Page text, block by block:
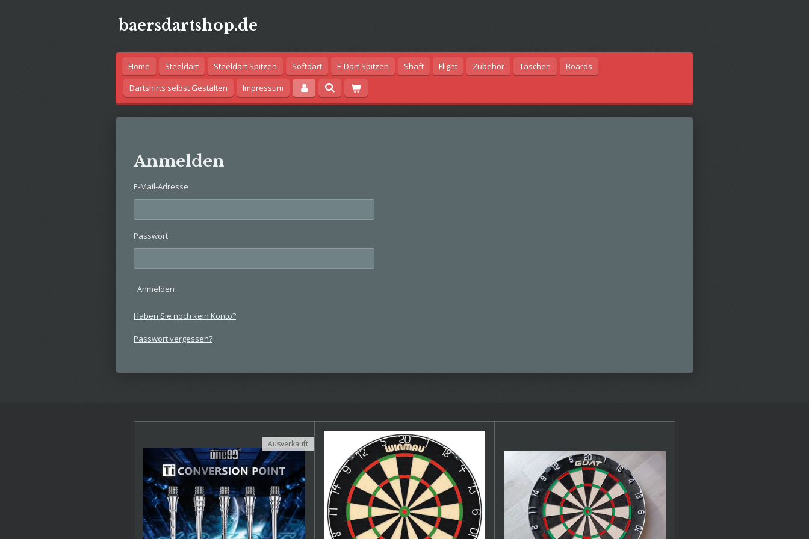
baersdartshop.de
Home Steeldart Steeldart Spitzen Softdart E-Dart Spitzen Shaft Flight Zubehör Taschen
Boards
Dartshirts selbst Gestalten
Impressum
Anmelden
E-Mail-Adresse
Passwort
Anmelden
Haben Sie noch kein Konto?
Passwort vergessen?
Ausverkauft